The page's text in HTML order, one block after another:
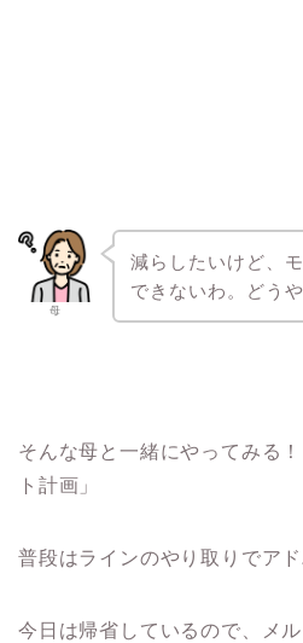
母
減らしたいけど、
できないわ。どう
そんな母と一緒にやってみる
ト計画」
普段はラインのやり取りでアド
今日は帰省しているので、メ